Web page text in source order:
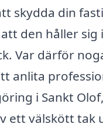
skydda din
den håller sig
Var därför
anlita
i Sankt
ett välskött tak